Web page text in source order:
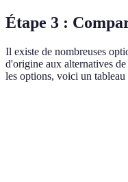
Étape 3 :
Il existe de nombreuses
d'origine aux alternatives
les options, voici un tableau